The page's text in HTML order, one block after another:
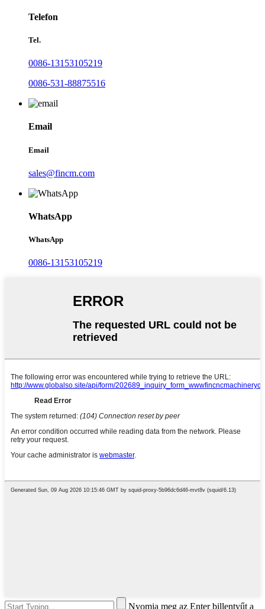
Telefon
Tel.
0086-13153105219
0086-531-88875516
Email
Email
sales@fincm.com
WhatsApp
WhatsApp
0086-13153105219
Nyomja meg az Enter billentyűt a